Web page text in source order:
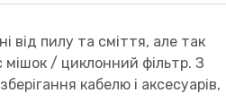
від пилу та сміття, але так
/ циклонний фільтр. З
кабелю і аксесуарів,